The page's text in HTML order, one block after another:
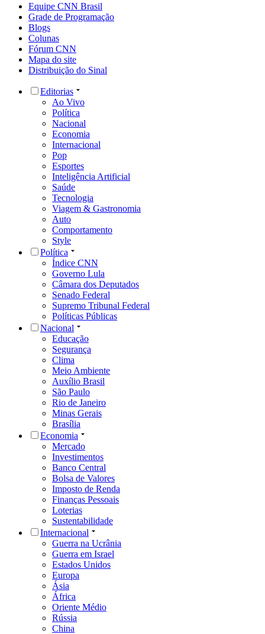
Equipe CNN Brasil
Grade de Programação
Blogs
Colunas
Fórum CNN
Mapa do site
Distribuição do Sinal
Editorias
Ao Vivo
Política
Nacional
Economia
Internacional
Pop
Esportes
Inteligência Artificial
Saúde
Tecnologia
Viagem & Gastronomia
Auto
Comportamento
Style
Política
Índice CNN
Governo Lula
Câmara dos Deputados
Senado Federal
Supremo Tribunal Federal
Políticas Públicas
Nacional
Educação
Segurança
Clima
Meio Ambiente
Auxílio Brasil
São Paulo
Rio de Janeiro
Minas Gerais
Brasília
Economia
Mercado
Investimentos
Banco Central
Bolsa de Valores
Imposto de Renda
Finanças Pessoais
Loterias
Sustentabilidade
Internacional
Guerra na Ucrânia
Guerra em Israel
Estados Unidos
Europa
Ásia
África
Oriente Médio
Rússia
China